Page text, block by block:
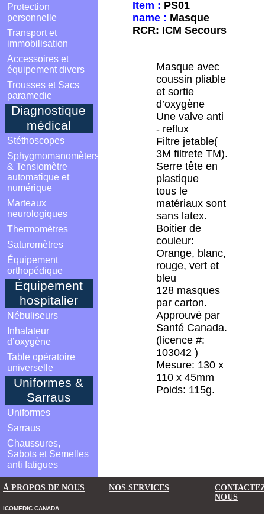
Protection
personnelle
Transport et
immobilisation
Accessoires et
équipement divers
Trousses et Sacs
paramedic
Diagnostique
médical
Stéthoscopes
Sphygmomanomèters
& Tensiomètre
automatique et
numérique
Marteaux
neurologiques
Thermomètres
Saturomètres
Équipement
orthopédique
Équipement
hospitalier
Nébuliseurs
Inhalateur
d’oxygène
Table opératoire
universelle
Uniformes &
Sarraus
Uniformes
Sarraus
Chaussures,
Sabots et Semelles
anti fatigues
Item : PS01
name : Masque
RCR: ICM Secours
Masque avec
coussin pliable
et sortie
d’oxygène
Une valve anti
- reflux
Filtre jetable(
3M filtrete TM).
Serre tête en
plastique
tous le
matériaux sont
sans latex.
Boitier de
couleur:
Orange, blanc,
rouge, vert et
bleu
128 masques
par carton.
Approuvé par
Santé Canada.
(licence #:
103042 )
Mesure: 130 x
110 x 45mm
Poids: 115g.
À PROPOS DE NOUS
ICOMEDIC.CANADA
NOS SERVICES
CONTACTEZ
NOUS